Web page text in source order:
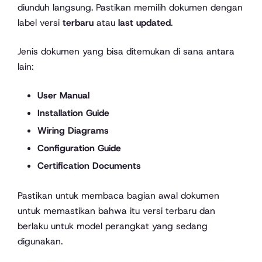
diunduh langsung. Pastikan memilih dokumen dengan
label versi terbaru atau last updated.
Jenis dokumen yang bisa ditemukan di sana antara
lain:
User Manual
Installation Guide
Wiring Diagrams
Configuration Guide
Certification Documents
Pastikan untuk membaca bagian awal dokumen
untuk memastikan bahwa itu versi terbaru dan
berlaku untuk model perangkat yang sedang
digunakan.